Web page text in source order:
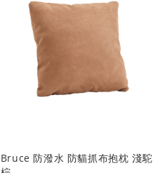
Bruce 防潑水 防貓抓布抱枕 淺駝